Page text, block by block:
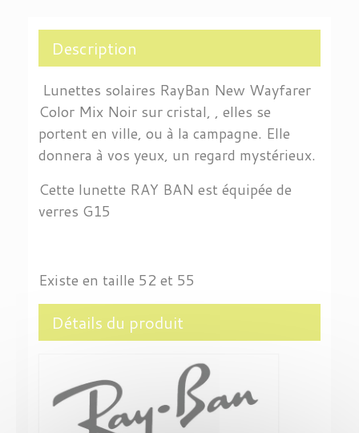
Description
Lunettes solaires RayBan New Wayfarer
Color Mix Noir sur cristal, , elles se
portent en ville, ou à la campagne. Elle
donnera à vos yeux, un regard mystérieux.
Cette lunette RAY BAN est équipée de
verres G15
Existe en taille 52 et 55
Détails du produit